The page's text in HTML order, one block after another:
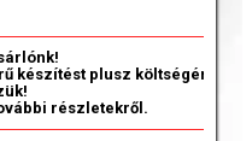
készítést plusz költségért
részletekről.